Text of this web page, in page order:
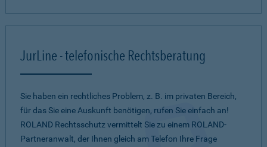
JurLine - telefonische Rechtsberatung
Sie haben ein rechtliches Problem, z. B. im privaten Bereich,
für das Sie eine Auskunft benötigen, rufen Sie einfach an!
ROLAND Rechtsschutz vermittelt Sie zu einem ROLAND-
Partneranwalt, der Ihnen gleich am Telefon Ihre Frage